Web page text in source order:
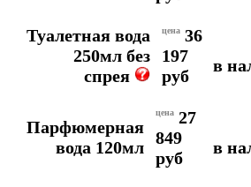
Туалетная вода
250мл без
спрея
цена 36
197
руб
в
Парфюмерная
вода 120мл
цена 27
849
руб
в